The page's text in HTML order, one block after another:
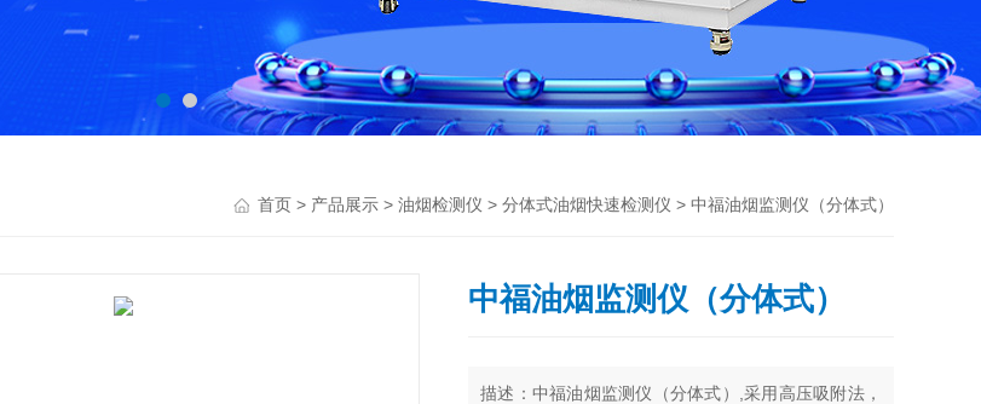
首页 > 产品展示 > 油烟检测仪 > 分体式油烟快速检测仪 > 中福油烟监测仪（分体式）
中福油烟监测仪（分体式）
描述：中福油烟监测仪（分体式）,采用高压吸附法，